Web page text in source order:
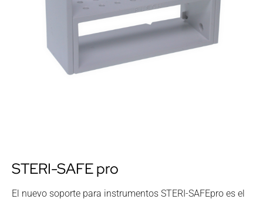
STERI-SAFE pro
El nuevo soporte para instrumentos STERI-SAFEpro es el